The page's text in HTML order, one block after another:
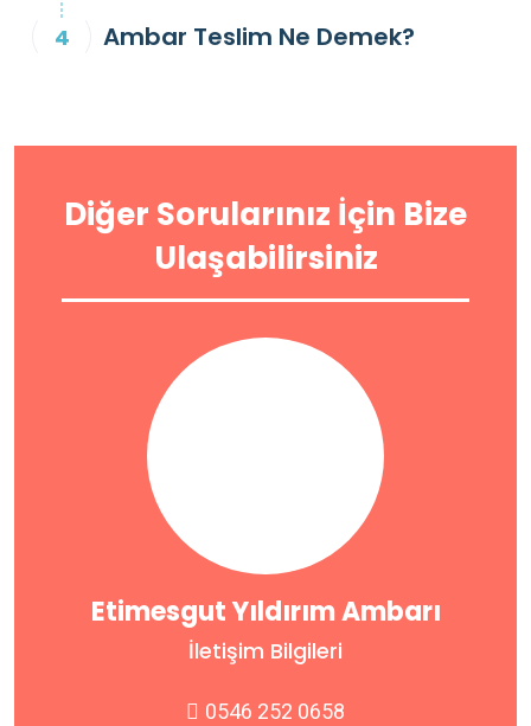
Ambar Teslim Ne Demek?
Diğer Sorularınız İçin Bize
Ulaşabilirsiniz
Etimesgut Yıldırım Ambarı
İletişim Bilgileri
0546 252 0658